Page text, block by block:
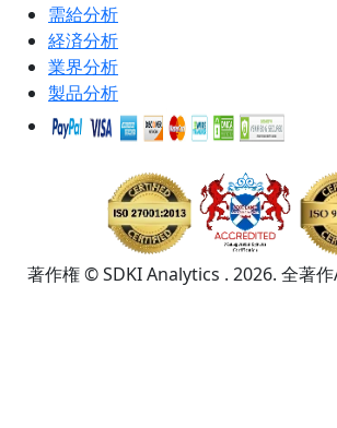
需給分析
経済分析
業界分析
製品分析
著作権 © SDKI Analytics . 2026. 全著